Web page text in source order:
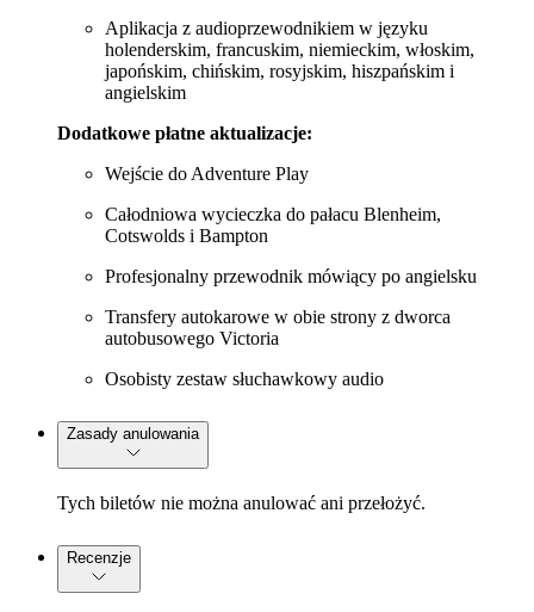
Aplikacja z audioprzewodnikiem w języku
holenderskim, francuskim, niemieckim, włoskim,
japońskim, chińskim, rosyjskim, hiszpańskim i
angielskim
Dodatkowe płatne aktualizacje:
Wejście do Adventure Play
Całodniowa wycieczka do pałacu Blenheim,
Cotswolds i Bampton
Profesjonalny przewodnik mówiący po angielsku
Transfery autokarowe w obie strony z dworca
autobusowego Victoria
Osobisty zestaw słuchawkowy audio
Zasady anulowania
Tych biletów nie można anulować ani przełożyć.
Recenzje